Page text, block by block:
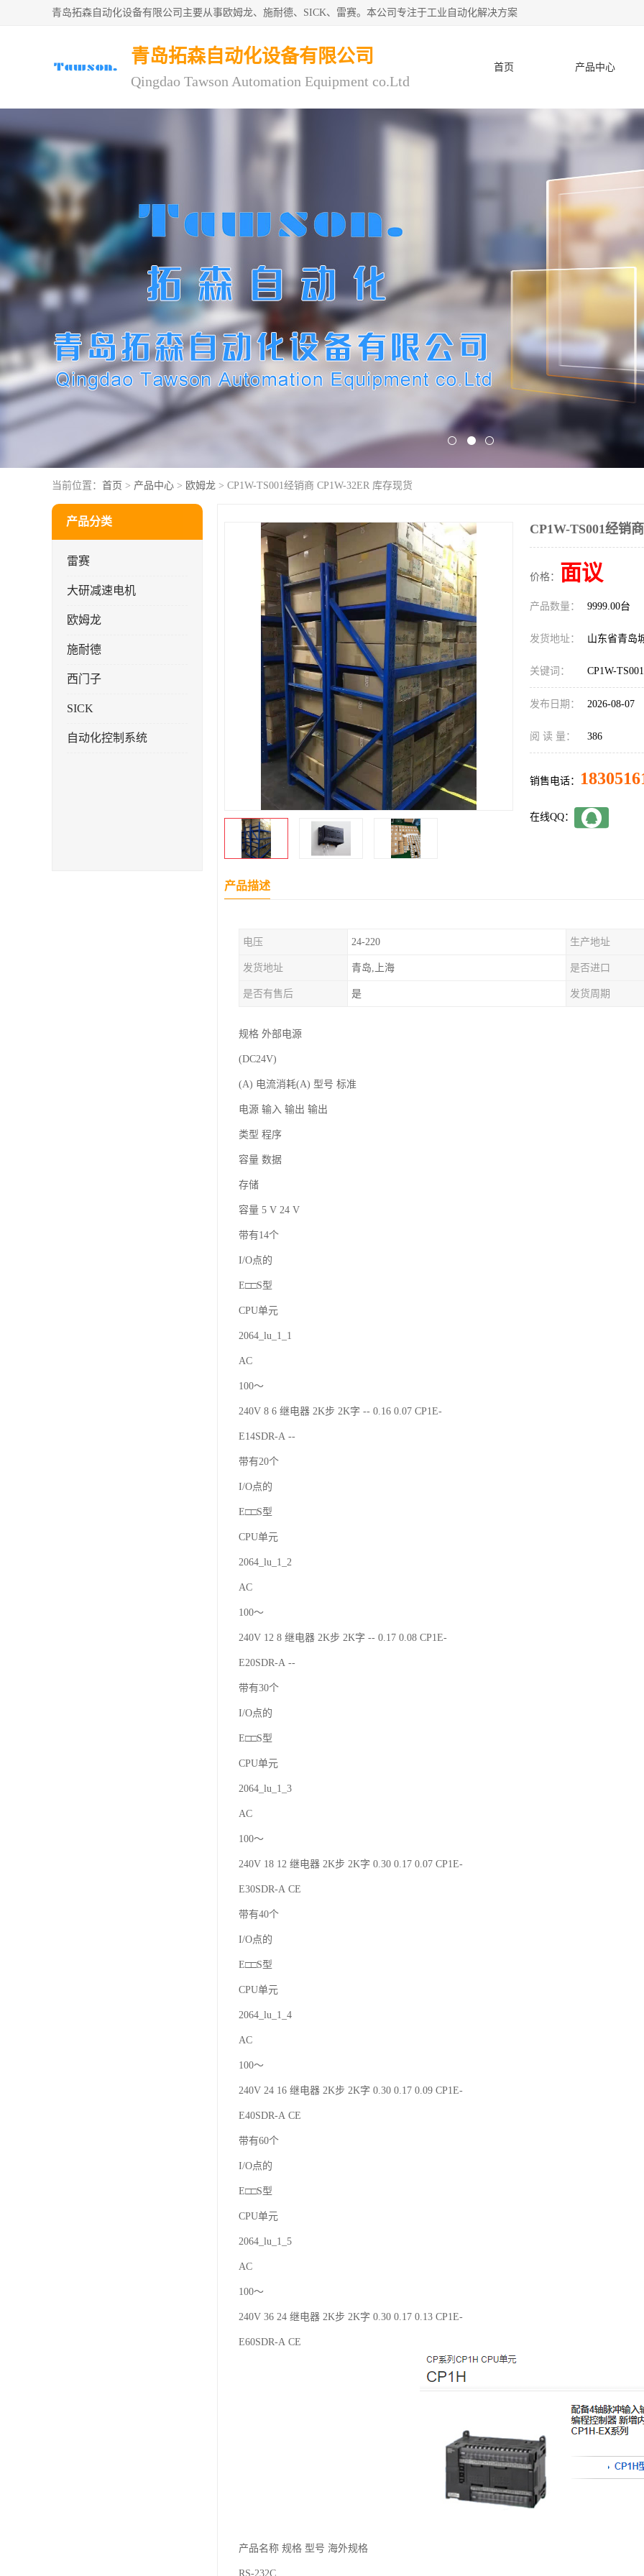
青岛拓森自动化设备有限公司主要从事欧姆龙、施耐德、SICK、雷赛。本公司专注于工业自动化解决方案
青岛拓森自动化设备有限公司
Qingdao Tawson Automation Equipment co.Ltd
首页 产品中心
当前位置： 首页 > 产品中心 > 欧姆龙 > CP1W-TS001经销商 CP1W-32ER 库存现货
产品分类
雷赛
大研减速电机
欧姆龙
施耐德
西门子
SICK
自动化控制系统
CP1W-TS001经销
价格： 面议
产品数量： 9999.00台
发货地址： 山东省青岛
关键词： CP1W-
发布日期： 2026-08-07
阅 读 量： 386
销售电话：
在线QQ：
产品描述
电压 24-220 生产地址
发货地址 青岛,上海 是否进口
是否有售后 是 发货周期
规格 外部电源
(DC24V)
(A) 电流消耗(A) 型号 标准
电源 输入 输出 输出
类型 程序
容量 数据
存储
容量 5 V 24 V
带有14个
I/O点的
E□□S型
CPU单元
2064_lu_1_1
AC
100～
240V 8 6 继电器 2K步 2K字 -- 0.16 0.07 CP1E-
E14SDR-A --
带有20个
I/O点的
E□□S型
CPU单元
2064_lu_1_2
AC
100～
240V 12 8 继电器 2K步 2K字 -- 0.17 0.08 CP1E-
E20SDR-A --
带有30个
I/O点的
E□□S型
CPU单元
2064_lu_1_3
AC
100～
240V 18 12 继电器 2K步 2K字 0.30 0.17 0.07 CP1E-
E30SDR-A CE
带有40个
I/O点的
E□□S型
CPU单元
2064_lu_1_4
AC
100～
240V 24 16 继电器 2K步 2K字 0.30 0.17 0.09 CP1E-
E40SDR-A CE
带有60个
I/O点的
E□□S型
CPU单元
2064_lu_1_5
AC
100～
240V 36 24 继电器 2K步 2K字 0.30 0.17 0.13 CP1E-
E60SDR-A CE
产品名称 规格 型号 海外规格
RS-232C